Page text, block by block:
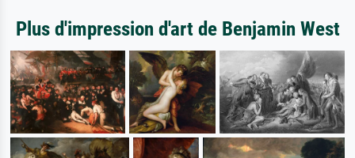
Plus d'impression d'art de Benjamin West